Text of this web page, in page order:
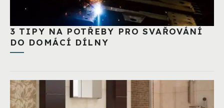
3 TIPY NA POTŘEBY PRO SVAŘOVÁNÍ
DO DOMÁCÍ DÍLNY